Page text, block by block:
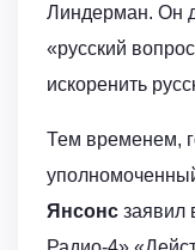
Линдерман. Он
«русский
искоренить
Тем временем,
Янсонс заявил